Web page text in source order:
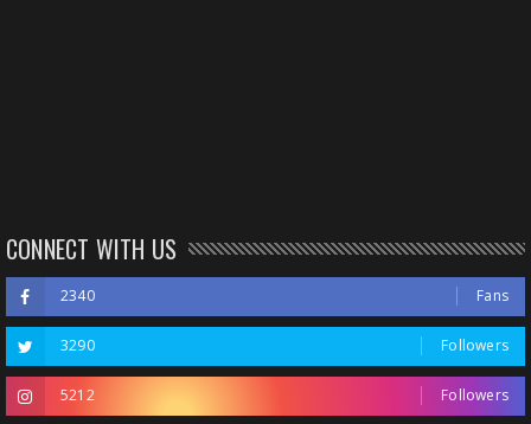
CONNECT WITH US
2340 Fans
3290 Followers
5212 Followers